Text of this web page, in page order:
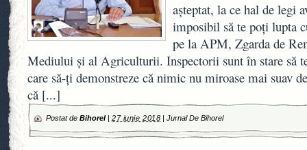
așteptat, la ce hal de legi
imposibil să te poți lupta
pe la APM, Zgarda de
Mediului și al Agriculturii. Inspectorii sunt în stare să
care să-ți demonstreze că nimic nu miroase mai suav
că [...]
Postat de Bihorel| 27 iunie 2018 |Jurnal De Bihorel